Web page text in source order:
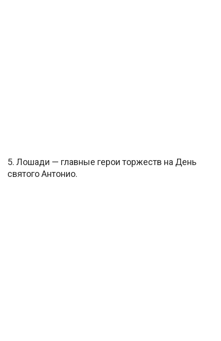
5. Лошади — главные герои торжеств на День
святого Антонио.